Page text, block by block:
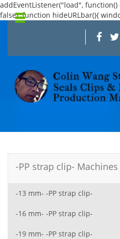
addEventListener("load", function()
false); function hideURLbar(){
-PP strap clip- Machines
-13 mm- -PP strap clip-
-16 mm- -PP strap clip-
-19 mm- -PP strap clip-